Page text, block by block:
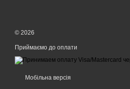
© 2026
Приймаємо до оплати
Мобільна версія